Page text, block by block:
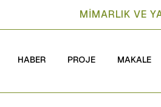
MİMARLIK VE
HABER PROJE MAKALE